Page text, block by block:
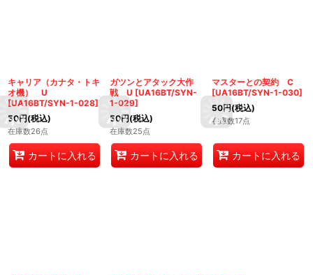
キャリア（カナタ・トキ
オ機） U
[UA16BT/SYN-1-028]
50円(税込)
在庫数26点
カートに入れる
ガツンとアタック大作
戦 U [UA16BT/SYN-
1-029]
50円(税込)
在庫数25点
カートに入れる
マスターとの契約 C
[UA16BT/SYN-1-030]
50円(税込)
在庫数17点
カートに入れる